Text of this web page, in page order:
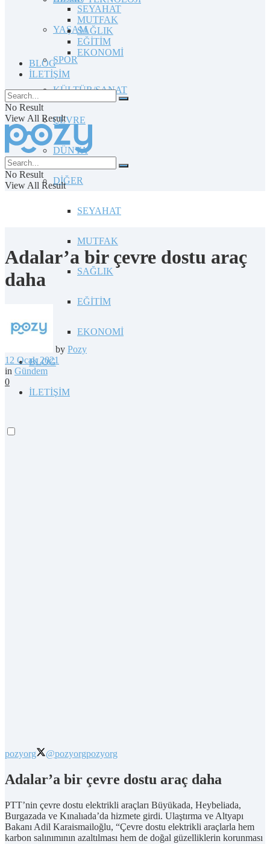
YAŞAM
SPOR
KÜLTÜR/SANAT
ÇEVRE
DÜNYA
DİĞER
SEYAHAT
MUTFAK
SAĞLIK
EĞİTİM
EKONOMİ
BLOG
İLETİŞİM
SEYAHAT
MUTFAK
SAĞLIK
EĞİTİM
EKONOMİ
BLOG
İLETİŞİM
No Result
View All Result
No Result
View All Result
Adalar’a bir çevre dostu araç
daha
by Pozy
12 Ocak 2021
in Gündem
0
pozyorg @pozyorgpozyorg
Adalar’a bir çevre dostu araç daha
PTT’nin çevre dostu elektrikli araçları Büyükada, Heybeliada,
Burgazada ve Kınalıada’da hizmete girdi. Ulaştırma ve Altyapı
Bakanı Adil Karaismailoğlu, “Çevre dostu elektrikli araçlarla hem
karbon salınımının azaltılması hem de doğal güzelliklerin korunması